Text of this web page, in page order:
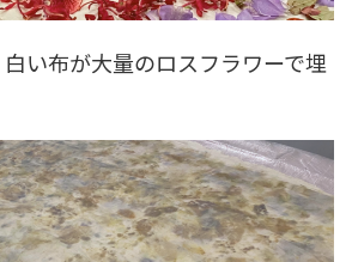
い布が大量のロスフラワーで埋